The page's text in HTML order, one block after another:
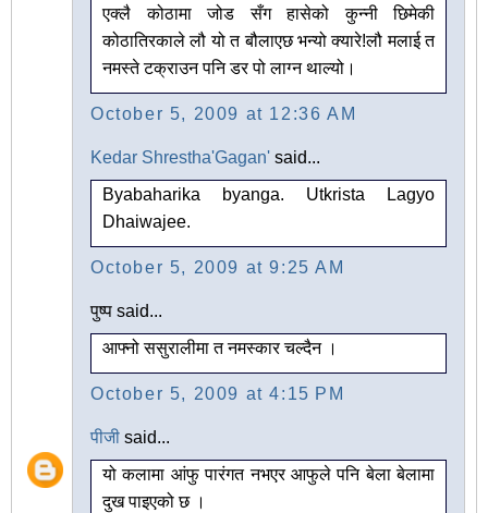
एक्लै कोठामा जोड सँग हासेको कुन्नी छिमेकी
कोठातिरकाले लौ यो त बौलाएछ भन्यो क्यारे!लौ मलाई त
नमस्ते टक्राउन पनि डर पो लाग्न थाल्यो।
October 5, 2009 at 12:36 AM
Kedar Shrestha'Gagan' said...
Byabaharika byanga. Utkrista Lagyo
Dhaiwajee.
October 5, 2009 at 9:25 AM
पुष्प said...
आफ्नो ससुरालीमा त नमस्कार चल्दैन ।
October 5, 2009 at 4:15 PM
पीजी said...
यो कलामा आंफु पारंगत नभएर आफुले पनि बेला बेलामा
दुख पाइएको छ ।